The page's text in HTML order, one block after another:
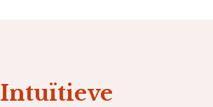
Intuïtieve